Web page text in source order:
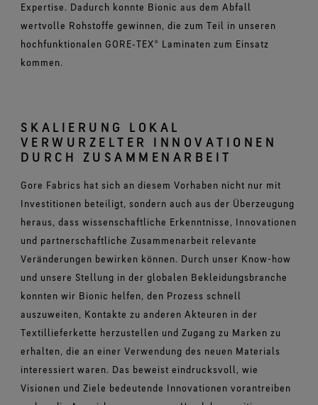
Expertise. Dadurch konnte Bionic aus dem Abfall
wertvolle Rohstoffe gewinnen, die zum Teil in unseren
hochfunktionalen GORE‑TEX® Laminaten zum Einsatz
kommen.
SKALIERUNG LOKAL
VERWURZELTER INNOVATIONEN
DURCH ZUSAMMENARBEIT
Gore Fabrics hat sich an diesem Vorhaben nicht nur mit
Investitionen beteiligt, sondern auch aus der Überzeugung
heraus, dass wissenschaftliche Erkenntnisse, Innovationen
und partnerschaftliche Zusammenarbeit relevante
Veränderungen bewirken können. Durch unser Know-how
und unsere Stellung in der globalen Bekleidungsbranche
konnten wir Bionic helfen, den Prozess schnell
auszuweiten, Kontakte zu anderen Akteuren in der
Textillieferkette herzustellen und Zugang zu Marken zu
erhalten, die an einer Verwendung des neuen Materials
interessiert waren. Das beweist eindrucksvoll, wie
Visionen und Ziele bedeutende Innovationen vorantreiben